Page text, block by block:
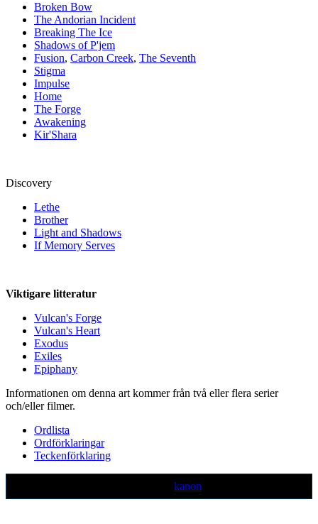
Broken Bow
The Andorian Incident
Breaking The Ice
Shadows of P'jem
Fusion, Carbon Creek, The Seventh
Stigma
Impulse
Home
The Forge
Awakening
Kir'Shara
Discovery
Lethe
Brother
Light and Shadows
If Memory Serves
Viktigare litteratur
Vulcan's Forge
Vulcan's Heart
Exodus
Exiles
Epiphany
Informationen om denna art kommer från två eller flera serier
och/eller filmer.
Ordlista
Ordförklaringar
Teckenförklaring
kanon